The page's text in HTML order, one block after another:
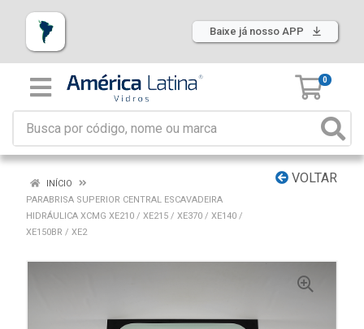
Baixe já nosso APP
0
VOLTAR
INÍCIO
PARABRISA SUPERIOR CENTRAL ESCAVADEIRA
HIDRÁULICA XCMG XE210 / XE215 / XE370 / XE140 /
XE150BR / XE2